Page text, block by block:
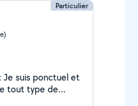
Particulier
Je suis ponctuel et